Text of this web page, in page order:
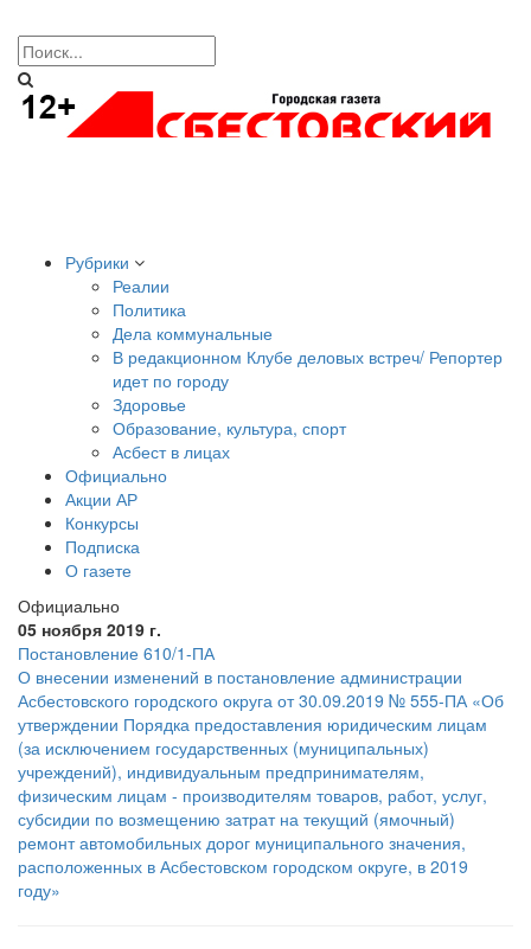
Рубрики
Реалии
Политика
Дела коммунальные
В редакционном Клубе деловых встреч/ Репортер
идет по городу
Здоровье
Образование, культура, спорт
Асбест в лицах
Официально
Акции АР
Конкурсы
Подписка
О газете
Официально
05 ноября 2019 г.
Постановление 610/1-ПА
О внесении изменений в постановление администрации
Асбестовского городского округа от 30.09.2019 № 555-ПА «Об
утверждении Порядка предоставления юридическим лицам
(за исключением государственных (муниципальных)
учреждений), индивидуальным предпринимателям,
физическим лицам - производителям товаров, работ, услуг,
субсидии по возмещению затрат на текущий (ямочный)
ремонт автомобильных дорог муниципального значения,
расположенных в Асбестовском городском округе, в 2019
году»